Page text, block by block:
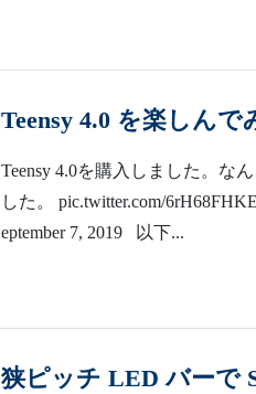
Teensy 4.0 を楽しんで
Teensy 4.0を購入しました。な
した。 pic.twitter.com/
eptember 7, 2019 以下...
狭ピッチ LED バーで